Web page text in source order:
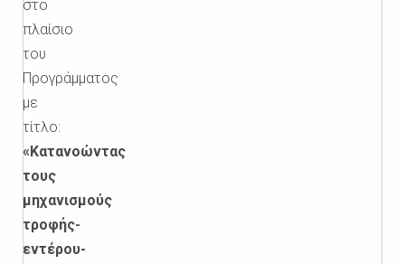
στο
πλαίσιο
του
Προγράμματος
με
τίτλο:
«Κατανοώντας
τους
μηχανισμούς
τροφής-
εντέρου-